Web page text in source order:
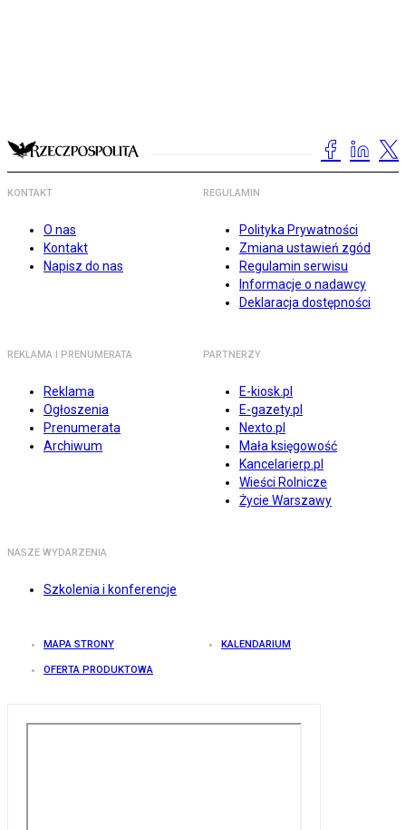
KONTAKT
O nas
Kontakt
Napisz do nas
REGULAMIN
Polityka Prywatności
Zmiana ustawień zgód
Regulamin serwisu
Informacje o nadawcy
Deklaracja dostępności
REKLAMA I PRENUMERATA
Reklama
Ogłoszenia
Prenumerata
Archiwum
PARTNERZY
E-kiosk.pl
E-gazety.pl
Nexto.pl
Mała księgowość
Kancelarierp.pl
Wieści Rolnicze
Życie Warszawy
NASZE WYDARZENIA
Szkolenia i konferencje
MAPA STRONY KALENDARIUM
OFERTA PRODUKTOWA